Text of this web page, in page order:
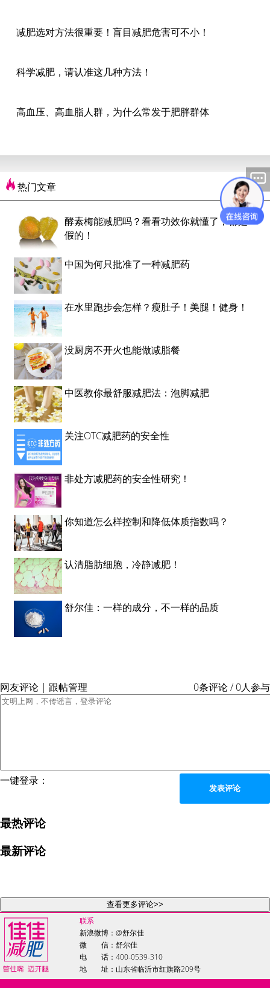
减肥选对方法很重要！盲目减肥危害可不小！
科学减肥，请认准这几种方法！
高血压、高血脂人群，为什么常发于肥胖群体
热门文章
酵素梅能减肥吗？看看功效你就懂了，都是
假的！
中国为何只批准了一种减肥药
在水里跑步会怎样？瘦肚子！美腿！健身！
没厨房不开火也能做减脂餐
中医教你最舒服减肥法：泡脚减肥
关注OTC减肥药的安全性
非处方减肥药的安全性研究！
你知道怎么样控制和降低体质指数吗？
认清脂肪细胞，冷静减肥！
舒尔佳：一样的成分，不一样的品质
网友评论 | 跟帖管理 0条评论 / 0人参与
一键登录：
发表评论
最热评论
最新评论
查看更多评论>>
联系
新浪微博： @舒尔佳
微 信：舒尔佳
电 话：400-0539-310
地 址：山东省临沂市红旗路209号